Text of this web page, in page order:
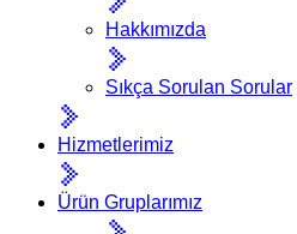
Hakkımızda
Sıkça Sorulan Sorular
Hizmetlerimiz
Ürün Gruplarımız